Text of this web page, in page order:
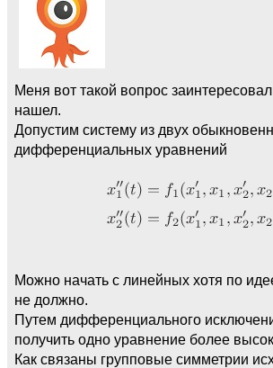
Меня вот такой вопрос
нашел.
Допустим систему из двух
дифференциальных уравнений
Можно начать с линейных хотя по
не должно.
Путем дифференциального
получить одно уравнение более
Как связаны групповые симметрии